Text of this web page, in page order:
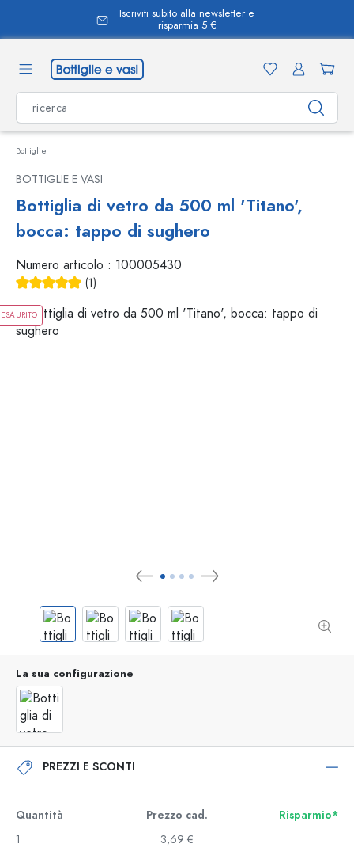
Iscriviti subito alla newsletter e
risparmia 5 €
Bottiglie
BOTTIGLIE E VASI
Bottiglia di vetro da 500 ml 'Titano',
bocca: tappo di sughero
Numero articolo : 100005430
(1)
ESAURITO
La sua configurazione
PREZZI E SCONTI
Quantità Prezzo cad.
Risparmio*
1
3,69 €